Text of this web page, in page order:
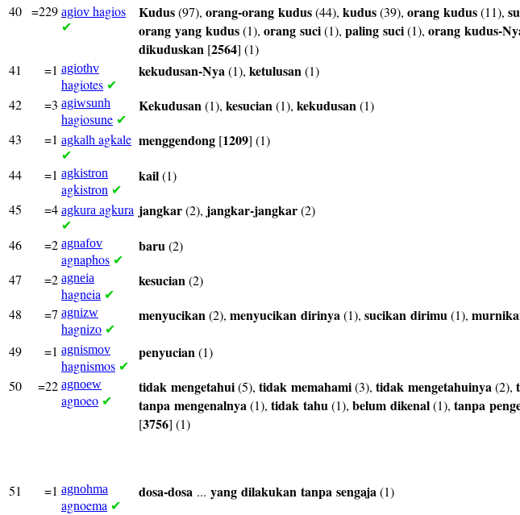
40 =229 agiov hagios
✔
Kudus(97), orang-orang kudus(44), kudus(39), orang kudus(11),
orang yang kudus(1), orang suci(1), paling suci(1), orang kudus-
dikuduskan [2564] (1)
41
=1 agiothv
hagiotes ✔
kekudusan-Nya(1), ketulusan(1)
42 =3 agiwsunh
hagiosune ✔
Kekudusan(1), kesucian(1), kekudusan(1)
43 =1 agkalh agkale
✔
menggendong [1209] (1)
44 =1 agkistron
agkistron ✔
kail(1)
45 =4 agkura agkura
✔
jangkar(2), jangkar-jangkar(2)
46 =2 agnafov
agnaphos ✔
baru(2)
47 =2 agneia
hagneia ✔
kesucian(2)
48 =7 agnizw
hagnizo ✔
menyucikan(2), menyucikan dirinya(1), sucikan dirimu(1),
49
=1 agnismov
hagnismos ✔
penyucian(1)
50 =22 agnoew
agnoeo ✔
tidak mengetahui(5), tidak memahami(3), tidak mengetahuinya(2),
tanpa mengenalnya(1), tidak tahu(1), belum dikenal(1), tanpa
[3756] (1)
51
=1 agnohma
agnoema ✔
dosa-dosa ... yang dilakukan tanpa sengaja(1)